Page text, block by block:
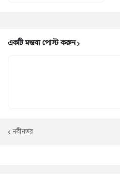
একটি মন্তব্য পোস্ট করুন
নবীনতর